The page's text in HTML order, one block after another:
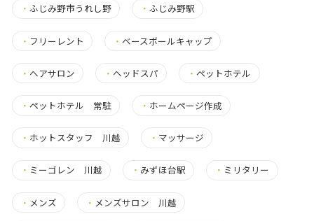
・ ふじみ野市うれし野 ・ふじみ野駅
・ フリーレント ・ ベースボールキャップ
・ ヘアサロン ・ ヘッドスパ ・ペットホテル
・ ペットホテル 常駐 ・ ホームページ作成
・ ホットスタッフ 川越 ・ マッサージ
・ ミーゴレン 川越 ・ みずほ台駅 ・ ミリタリー
・ メンズ ・ メンズサロン 川越